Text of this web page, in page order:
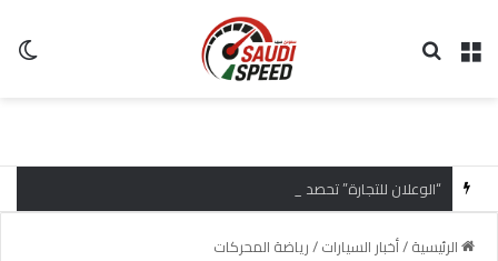
القائمة
الرئيسية/أخبار السيارات/رياضة المحركات